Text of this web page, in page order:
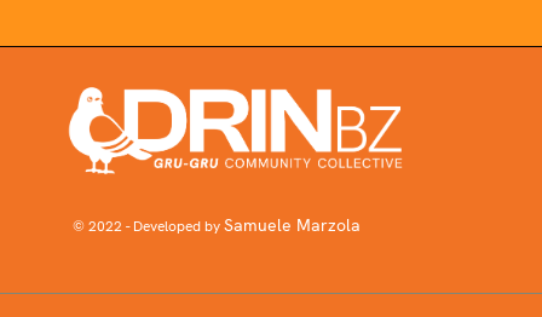
© 2022 - Developed bySamuele Marzola